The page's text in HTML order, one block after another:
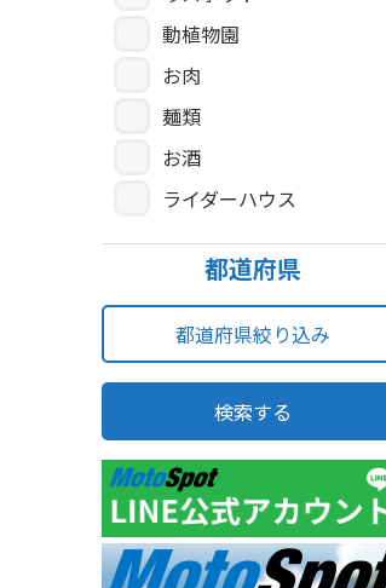
動植物園
お肉
麺類
お酒
ライダーハウス
都道府県
都道府県絞り込み
検索する